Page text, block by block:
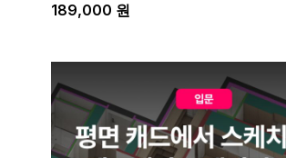
189,000 원